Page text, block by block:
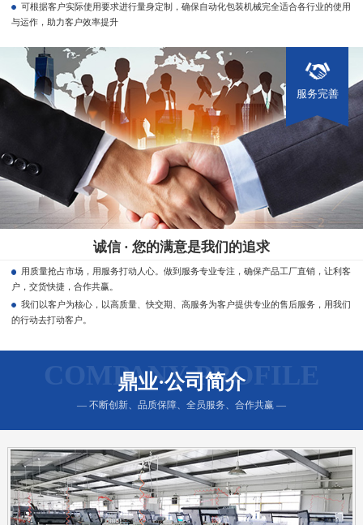
可根据客户实际使用要求进行量身定制，确保自动化包装机械完全适合各行业的使用
与运作，助力客户效率提升
服务完善
诚信 · 您的满意是我们的追求
用质量抢占市场，用服务打动人心。做到服务专业专注，确保产品工厂直销，让利客
户，交货快捷，合作共赢。
我们以客户为核心，以高质量、快交期、高服务为客户提供专业的售后服务，用我们
的行动去打动客户。
COMPANY PROFILE
鼎业·公司简介
— 不断创新、品质保障、全员服务、合作共赢 —